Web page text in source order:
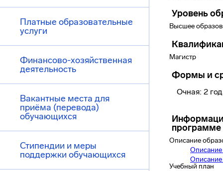
Платные образовательные
услуги
Финансово-хозяйственная
деятельность
Вакантные места для
приёма (перевода)
обучающихся
Стипендии и меры
поддержки обучающихся
Уровень
Высшее
Магистр
Формы и
Очная: 2
программе
Описание
Учебный план